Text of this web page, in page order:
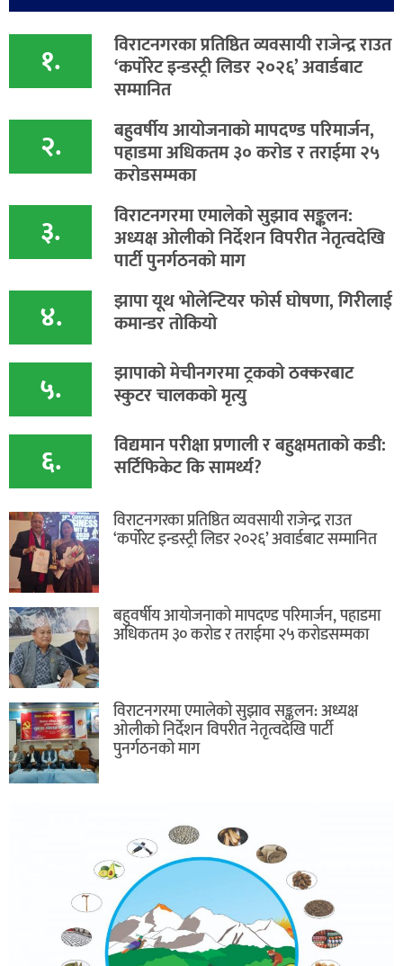
१. विराटनगरका प्रतिष्ठित व्यवसायी राजेन्द्र राउत
‘कर्पोरेट इन्डस्ट्री लिडर २०२६’ अवार्डबाट
सम्मानित
२. बहुवर्षीय आयोजनाको मापदण्ड परिमार्जन,
पहाडमा अधिकतम ३० करोड र तराईमा २५
करोडसम्मका
३. विराटनगरमा एमालेको सुझाव सङ्कलन:
अध्यक्ष ओलीको निर्देशन विपरीत नेतृत्वदेखि
पार्टी पुनर्गठनको माग
४. झापा यूथ भोलेन्टियर फोर्स घोषणा, गिरीलाई
कमान्डर तोकियो
५. ​झापाको मेचीनगरमा ट्रकको ठक्करबाट
स्कुटर चालकको मृत्यु
६. विद्यमान परीक्षा प्रणाली र बहुक्षमताको कडी:
सर्टिफिकेट कि सामर्थ्य?
विराटनगरका प्रतिष्ठित व्यवसायी राजेन्द्र राउत
‘कर्पोरेट इन्डस्ट्री लिडर २०२६’ अवार्डबाट सम्मानित
बहुवर्षीय आयोजनाको मापदण्ड परिमार्जन, पहाडमा
अधिकतम ३० करोड र तराईमा २५ करोडसम्मका
विराटनगरमा एमालेको सुझाव सङ्कलन: अध्यक्ष
ओलीको निर्देशन विपरीत नेतृत्वदेखि पार्टी
पुनर्गठनको माग